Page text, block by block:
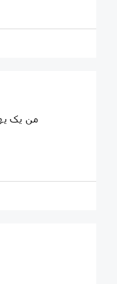
من یک